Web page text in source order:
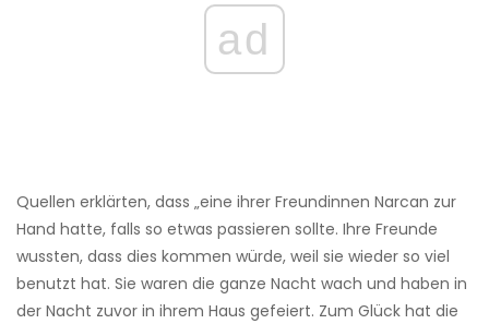
ad
Quellen erklärten, dass „eine ihrer Freundinnen Narcan zur
Hand hatte, falls so etwas passieren sollte. Ihre Freunde
wussten, dass dies kommen würde, weil sie wieder so viel
benutzt hat. Sie waren die ganze Nacht wach und haben in
der Nacht zuvor in ihrem Haus gefeiert. Zum Glück hat die